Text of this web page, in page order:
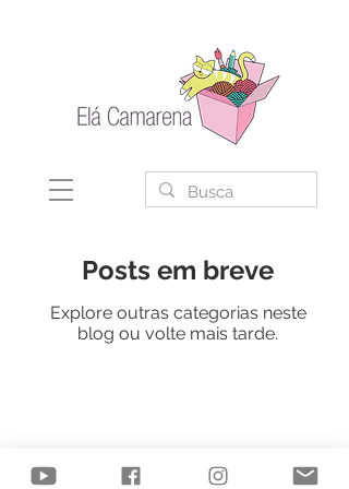
Posts em breve
Explore outras categorias neste
blog ou volte mais tarde.